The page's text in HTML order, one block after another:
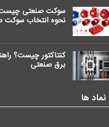
سوکت صنعتی چیست؟
نحوه انتخاب سوکت
کنتاکتور چیست؟
برق صنعتی
نماد ها